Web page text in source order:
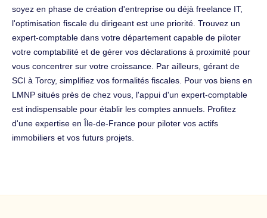
soyez en phase de création d'entreprise ou déjà freelance IT,
l'optimisation fiscale du dirigeant est une priorité. Trouvez un
expert-comptable dans votre département capable de piloter
votre comptabilité et de gérer vos déclarations à proximité pour
vous concentrer sur votre croissance. Par ailleurs, gérant de
SCI à Torcy, simplifiez vos formalités fiscales. Pour vos biens en
LMNP situés près de chez vous, l'appui d'un expert-comptable
est indispensable pour établir les comptes annuels. Profitez
d'une expertise en Île-de-France pour piloter vos actifs
immobiliers et vos futurs projets.